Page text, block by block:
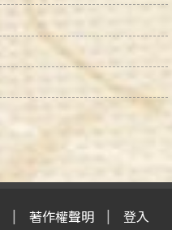
著作權聲明 登入